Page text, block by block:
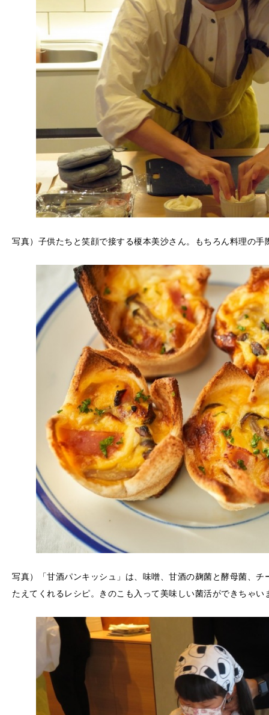
写真）子供たちと笑顔で接する榎本美沙さん。もちろん料理の手
写真）「甘酒パンキッシュ」は、味噌、甘酒の麹菌と酵母菌、
たえてくれるレシピ。きのこも入って美味しい菌活ができちゃい